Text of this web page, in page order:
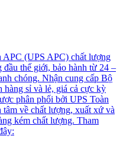
(UPS APC) chất lượng
đầu thế giới, bảo hành từ 24 –
chóng. Nhận cung cấp Bộ
sỉ và lẻ, giá cả cực kỳ
phân phối bởi UPS Toàn
tâm về chất lượng, xuất xứ và
kém chất lượng. Tham